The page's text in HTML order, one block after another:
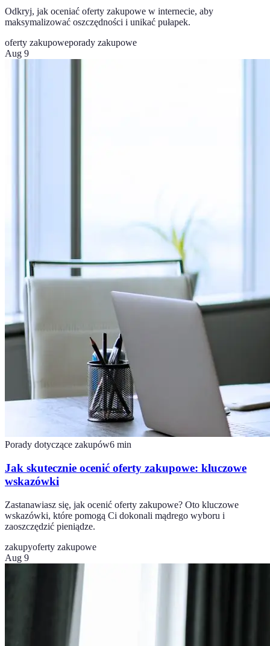
Odkryj, jak oceniać oferty zakupowe w internecie, aby
maksymalizować oszczędności i unikać pułapek.
oferty zakupoweporady zakupowe
Aug 9
Porady dotyczące zakupów6 min
Jak skutecznie ocenić oferty zakupowe: kluczowe
wskazówki
Zastanawiasz się, jak ocenić oferty zakupowe? Oto kluczowe
wskazówki, które pomogą Ci dokonali mądrego wyboru i
zaoszczędzić pieniądze.
zakupyoferty zakupowe
Aug 9